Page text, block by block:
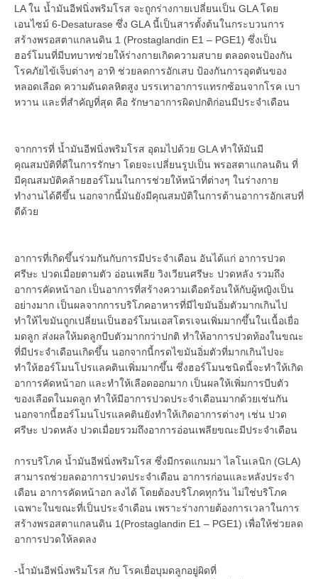
LA ใน น้ำมันอีฟนิ่งพริมโรส จะถูกร่างกายเปลี่ยนเป็น GLA โดย
เอนไซม์ 6-Desaturase ซึ่ง GLA นี้เป็นสารตั้งต้นในกระบวนการ
สร้างพรอสตาแกลนดิน 1 (Prostaglandin E1 – PGE1) ซึ่งเป็น
ฮอร์โมนที่มีบทบาทช่วยให้ร่างกายเกิดความสบาย ตลอดจนป้องกัน
โรคภัยไข้เจ็บต่างๆ อาทิ ช่วยลดการอักเสบ ป้องกันการอุดตันของ
หลอดเลือด ความดันดลหิตสูง บรรเทาอาการแทรกซ้อนจากโรค เบา
หวาน และที่สำคัญที่สุด คือ รักษาอาการผิดปกติก่อนมีประจำเดือน
จากการที่ น้ำมันอีฟนิ่งพริมโรส อุดมไปด้วย GLA ทำให้มันมี
คุณสมบัติที่ดีในการรักษา โดยจะเปลี่ยนรูปเป็น พรอสตาแกลนดิน ที่
มีคุณสมบัติคล้ายฮอร์โมนในการช่วยให้หน้าที่ต่างๆ ในร่างกาย
ทำงานได้ดีขึ้น นอกจากนี้มันยังมีคุณสมบัติในการต้านอาการอักเสบที่
ดีด้วย
อาการที่เกิดขึ้นร่วมกันกับการมีประจำเดือน อันได้แก่ อาการปวด
ศรีษะ ปวดเมื่อยตามตัว อ่อนเพลีย วิงเวียนศรีษะ ปวดหลัง รวมถึง
อาการคัดหน้าอก เป็นอาการที่สร้างความเดือดร้อนให้กับผู้หญิงเป็น
อย่างมาก เป็นผลจากการบริโภคอาหารที่มีไขมันอิ่มตัวมากเกินไป
ทำให้ไขมันถูกเปลี่ยนเป็นฮอร์โมนเอสโตรเจนเพิ่มมากขึ้นในเนื้อเยื่อ
มดลูก ส่งผลให้มดลูกบีบตัวมากกว่าปกติ ทำให้อาการปวดท้องในขณะ
ที่มีประจำเดือนเกิดขึ้น นอกจากนี้กรดไขมันอิ่มตัวที่มากเกินไปจะ
ทำให้ฮอร์โมนโปรแลคตินเพิ่มมากขึ้น ซึ่งฮอร์โมนชนิดนี้จะทำให้เกิด
อาการคัดหน้าอก และทำให้เลือดออกมาก เป็นผลให้เพิ่มการบีบตัว
ของเลือดในมดลูก ทำให้มีอาการปวดประจำเดือนมากด้วยเช่นกัน
นอกจากนี้ฮอร์โมนโปรแลคตินยังทำให้เกิดอาการต่างๆ เช่น ปวด
ศรีษะ ปวดหลัง ปวดเมื่อยรวมถึงอาการอ่อนเพลียขณะมีประจำเดือน
การบริโภค น้ำมันอีฟนิ่งพริมโรส ซึ่งมีกรดแกมมา ไลโนเลนิก (GLA)
สามารถช่วยลดอาการปวดประจำเดือน อาการก่อนและหลังประจำ
เดือน อาการคัดหน้าอก ลงได้ โดยต้องบริโภคทุกวัน ไม่ใช่บริโภค
เฉพาะในขณะที่เป็นประจำเดือน เพราะร่างกายต้องการเวลาในการ
สร้างพรอสตาแกลนดิน 1(Prostaglandin E1 – PGE1) เพื่อให้ช่วยลด
อาการปวดให้ลดลง
-น้ำมันอีฟนิ่งพริมโรส กับ โรคเยื่อบุมดลูกอยู่ผิดที่